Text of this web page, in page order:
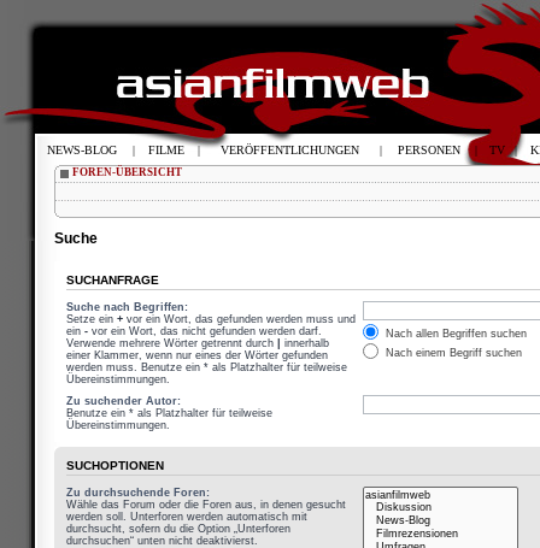
FOREN-ÜBERSICHT
Suche
SUCHANFRAGE
Suche nach Begriffen:
Setze ein + vor ein Wort, das gefunden werden muss und
ein - vor ein Wort, das nicht gefunden werden darf.
Verwende mehrere Wörter getrennt durch
innerhalb
einer Klammer, wenn nur eines der Wörter gefunden
werden muss. Benutze ein * als Platzhalter für teilweise
Übereinstimmungen.
Nach allen Begriffen suchen
Nach einem Begriff suchen
Zu suchender Autor:
Benutze ein * als Platzhalter für teilweise
Übereinstimmungen.
SUCHOPTIONEN
Zu durchsuchende Foren:
Wähle das Forum oder die Foren aus, in denen gesucht
werden soll. Unterforen werden automatisch mit
durchsucht, sofern du die Option „Unterforen
durchsuchen“ unten nicht deaktivierst.
NEWS-BLOG | FILME | VERÖFFENTLICHUNGEN | PERSONEN | TV |